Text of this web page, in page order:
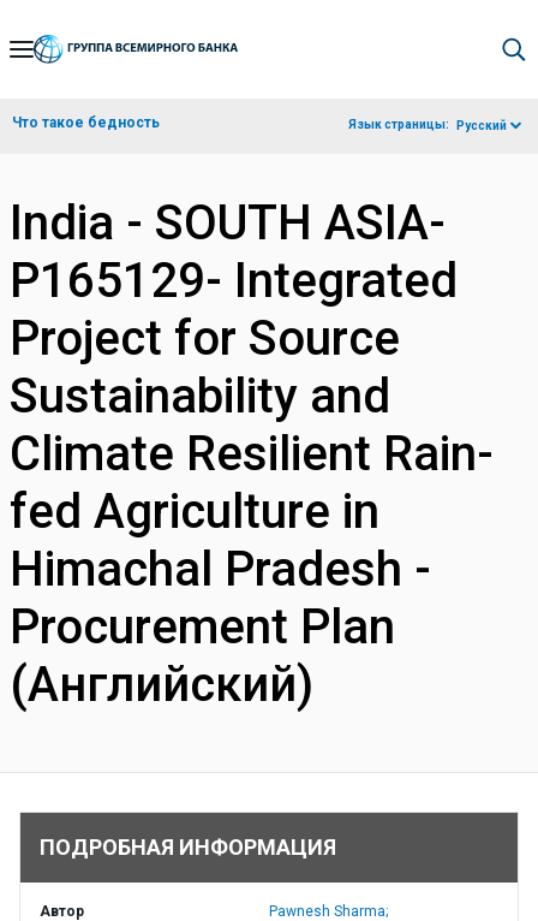
Skip
Navigation
Что такое бедность Язык страницы: Русский
India - SOUTH ASIA-
P165129- Integrated
Project for Source
Sustainability and
Climate Resilient Rain-
fed Agriculture in
Himachal Pradesh -
Procurement Plan
(Английский)
ПОДРОБНАЯ ИНФОРМАЦИЯ
Автор Pawnesh Sharma;